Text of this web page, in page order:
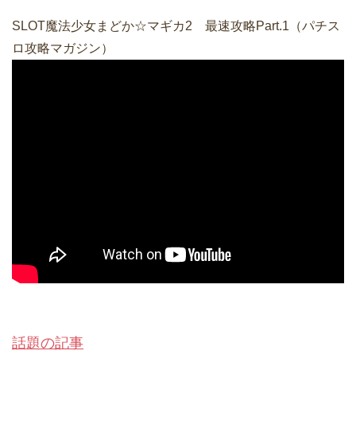
SLOT魔法少女まどか☆マギカ2 最速攻略Part.1（パチス
ロ攻略マガジン）
話題の記事